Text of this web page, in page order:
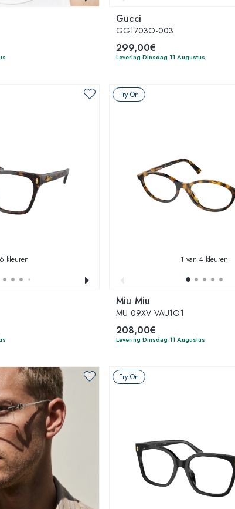
Gucci
GG1703O-003
299,00€
Levering Dinsdag 11 Augustus
kleuren
Try On
1 van 4 kleuren
Miu Miu
MU 09XV VAU1O1
208,00€
Levering Dinsdag 11 Augustus
Try On